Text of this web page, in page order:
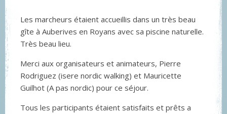
Les marcheurs étaient accueillis dans un très beau
gîte à Auberives en Royans avec sa piscine naturelle.
Très beau lieu.
Merci aux organisateurs et animateurs, Pierre
Rodriguez (isere nordic walking) et Mauricette
Guilhot (A pas nordic) pour ce séjour.
Tous les participants étaient satisfaits et prêts a